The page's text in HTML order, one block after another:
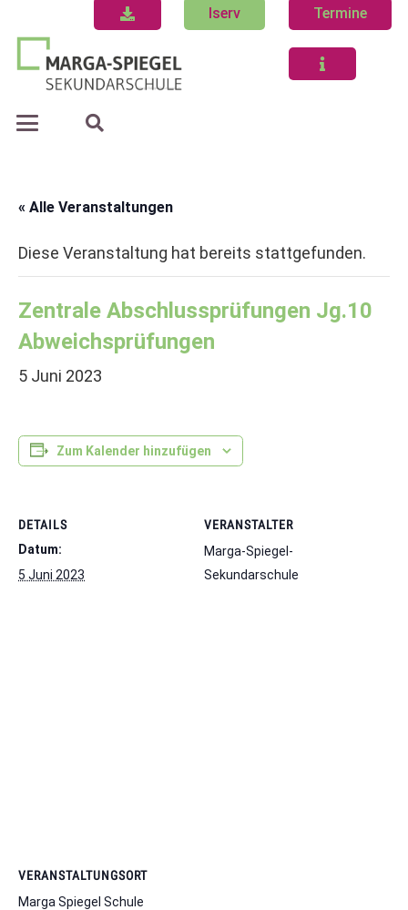
Iserv Termine
« Alle Veranstaltungen
Diese Veranstaltung hat bereits stattgefunden.
Zentrale Abschlussprüfungen Jg.10
Abweichsprüfungen
5 Juni 2023
Zum Kalender hinzufügen
DETAILS
Datum:
5 Juni 2023
VERANSTALTER
Marga-Spiegel-
Sekundarschule
VERANSTALTUNGSORT
Marga Spiegel Schule